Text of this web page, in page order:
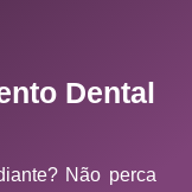
Dental
Não perca